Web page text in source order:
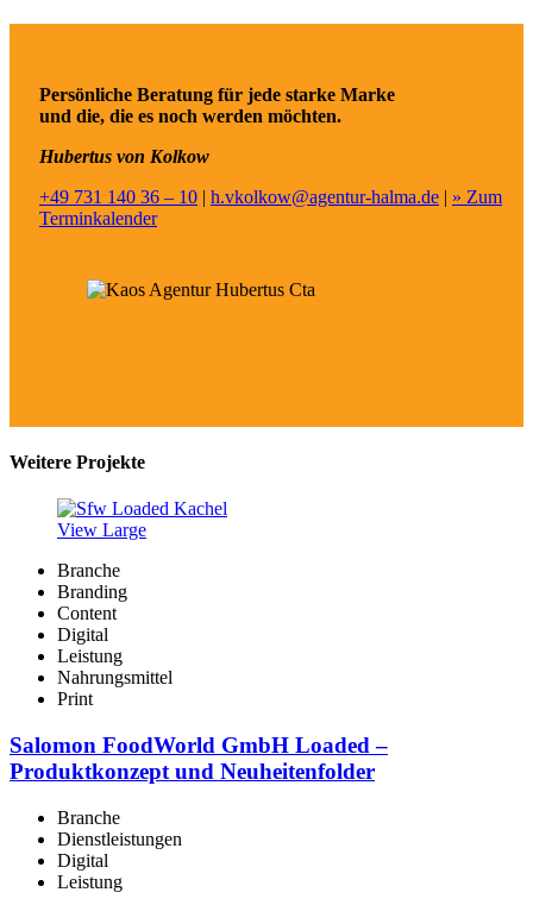
Persönliche Beratung für jede starke Marke
und die, die es noch werden möchten.
Hubertus von Kolkow
+49 731 140 36 – 10 | h.vkolkow@agentur-halma.de | » Zum
Terminkalender
Weitere Projekte
View Large
Branche
Branding
Content
Digital
Leistung
Nahrungsmittel
Print
Salomon FoodWorld GmbH Loaded –
Produktkonzept und Neuheitenfolder
Branche
Dienstleistungen
Digital
Leistung